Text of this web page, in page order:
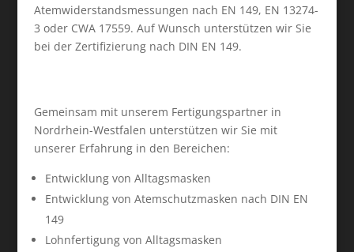
Atemwiderstandsmessungen nach EN 149, EN 13274-
3 oder CWA 17559. Auf Wunsch unterstützen wir Sie
bei der Zertifizierung nach DIN EN 149.
Gemeinsam mit unserem Fertigungspartner in
Nordrhein-Westfalen unterstützen wir Sie mit
unserer Erfahrung in den Bereichen:
Entwicklung von Alltagsmasken
Entwicklung von Atemschutzmasken nach DIN EN
149
Lohnfertigung von Alltagsmasken